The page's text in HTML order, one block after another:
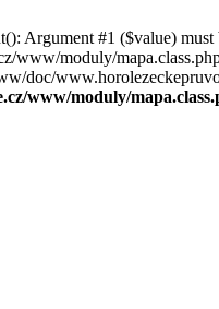
Argument #1 ($value)
www/moduly/
doc/
www/moduly/